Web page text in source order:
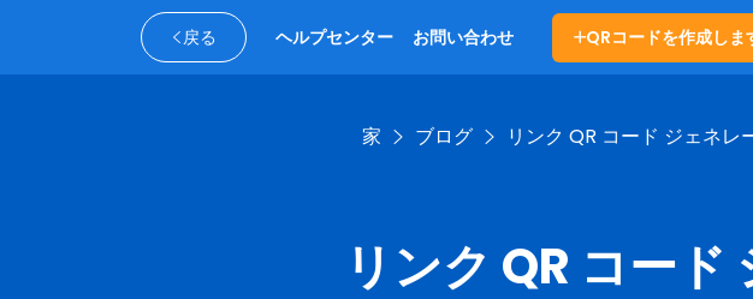
戻る ヘルプセンター お問い合わせ QRコードを作成しま
家 ブログ リンク QR コード ジェネレ
リンク QR コー